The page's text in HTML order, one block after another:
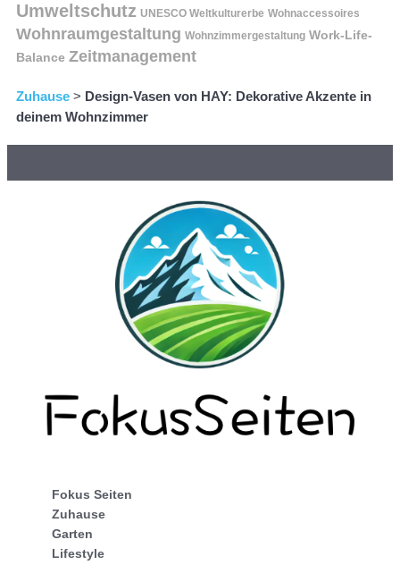
Umweltschutz UNESCO Weltkulturerbe Wohnaccessoires
Wohnraumgestaltung Wohnzimmergestaltung Work-Life-
Balance Zeitmanagement
Zuhause > Design-Vasen von HAY: Dekorative Akzente in
deinem Wohnzimmer
Fokus Seiten
Zuhause
Garten
Lifestyle